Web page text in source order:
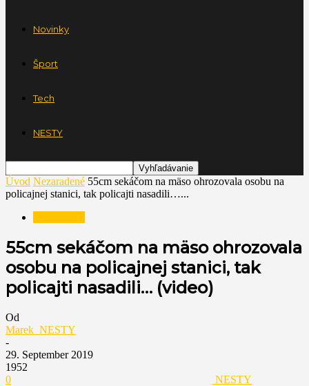
NESTY
Novinky
Šport
Tech
NESTY
Úvod Nezaradené 55cm sekáčom na mäso ohrozovala osobu na
policajnej stanici, tak policajti nasadili…...
55cm sekáčom na mäso ohrozovala
osobu na policajnej stanici, tak
policajti nasadili… (video)
Od
Marek_NESTY
-
29. September 2019
1952
0